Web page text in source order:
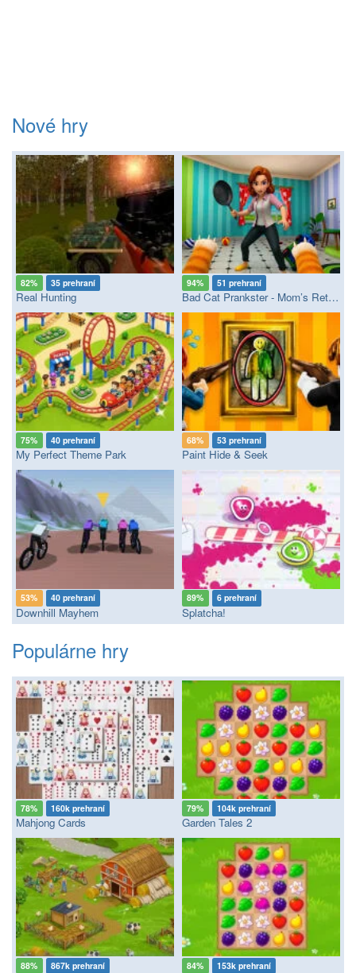
Nové hry
82% 35 prehraní
Real Hunting
94% 51 prehraní
Bad Cat Prankster - Mom’s Return
75% 40 prehraní
My Perfect Theme Park
68% 53 prehraní
Paint Hide & Seek
53% 40 prehraní
Downhill Mayhem
89% 6 prehraní
Splatcha!
Populárne hry
78% 160k prehraní
Mahjong Cards
79% 104k prehraní
Garden Tales 2
88% 867k prehraní 84% 153k prehraní